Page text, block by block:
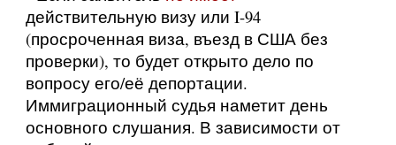
действительную визу или I-94
(просроченная виза, въезд в США без
проверки), то будет открыто дело по
вопросу его/её депортации.
Иммиграционный судья наметит день
основного слушания. В зависимости от